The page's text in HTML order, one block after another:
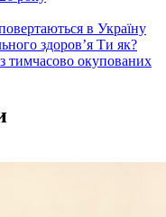
в Україну
здоров’я Ти як?
тимчасово окупованих